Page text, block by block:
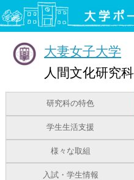
大妻女子大学
人間文化研究科
研究科の特色
学生生活支援
様々な取組
入試・学生情報